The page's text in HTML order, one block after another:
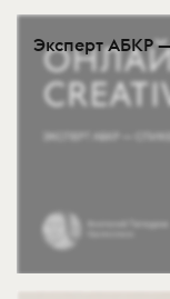
Эксперт АБКР —